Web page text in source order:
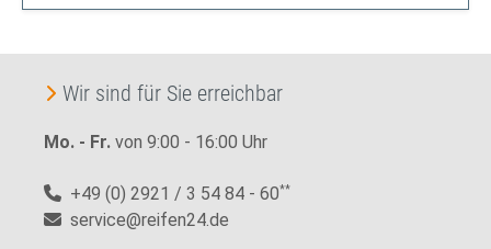
Wir sind für Sie erreichbar
Mo. - Fr. von 9:00 - 16:00 Uhr
+49 (0) 2921 / 3 54 84 - 60**
service@reifen24.de